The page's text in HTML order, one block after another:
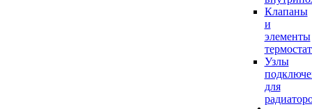
Клапаны
и
элементы
Узлы
для